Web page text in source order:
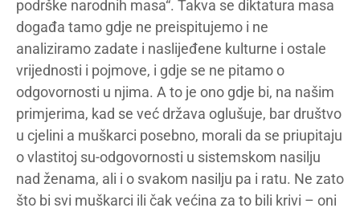
podrške narodnih masa“. Takva se diktatura masa
događa tamo gdje ne preispitujemo i ne
analiziramo zadate i naslijeđene kulturne i ostale
vrijednosti i pojmove, i gdje se ne pitamo o
odgovornosti u njima. A to je ono gdje bi, na našim
primjerima, kad se već država oglušuje, bar društvo
u cjelini a muškarci posebno, morali da se priupitaju
o vlastitoj su-odgovornosti u sistemskom nasilju
nad ženama, ali i o svakom nasilju pa i ratu. Ne zato
što bi svi muškarci ili čak većina za to bili krivi – oni